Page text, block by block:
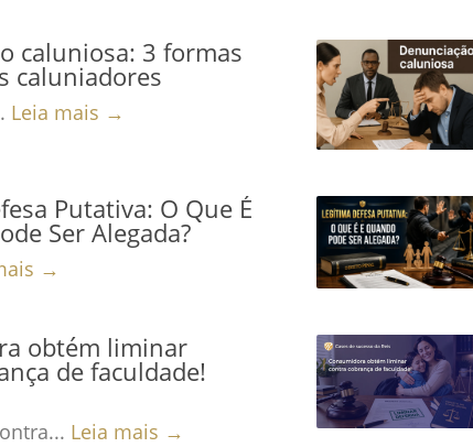
caluniosa: 3 formas
caluniadores
Leia mais →
Putativa: O Que É
Ser Alegada?
→
obtém liminar
de faculdade!
Leia mais →